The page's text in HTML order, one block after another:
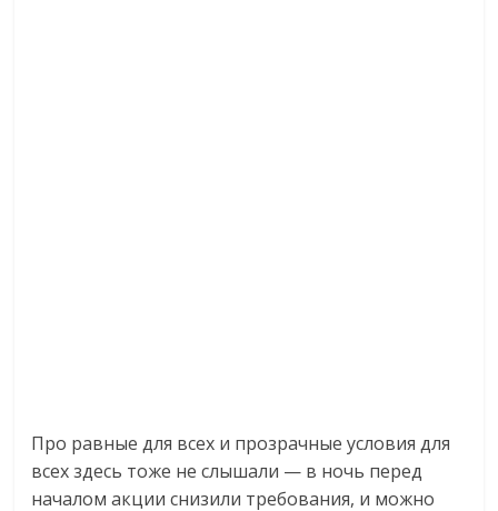
Про равные для всех и прозрачные условия для
всех здесь тоже не слышали — в ночь перед
началом акции снизили требования, и можно